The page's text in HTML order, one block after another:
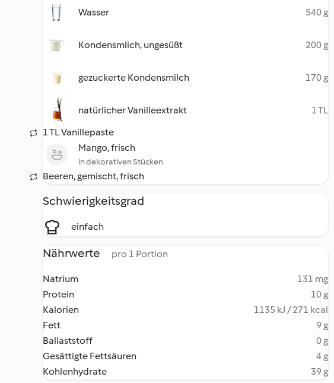
Wasser 540 g
Kondensmlich, ungesüßt 200 g
gezuckerte Kondensmilch 170 g
natürlicher Vanilleextrakt
1 TL
1 TL Vanillepaste
Mango, frisch
in dekorativen Stücken
Beeren, gemischt, frisch
Schwierigkeitsgrad
einfach
Nährwerte pro 1 Portion
Natrium
131 mg
Protein
10 g
Kalorien
1135 kJ / 271 kcal
Fett
9 g
Ballaststoff
0 g
Gesättigte Fettsäuren
4 g
Kohlenhydrate
39 g